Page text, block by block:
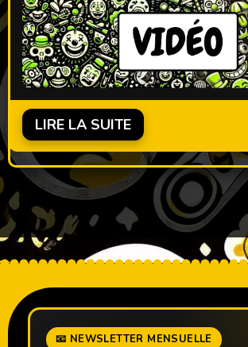
LIRE LA SUITE
📧 NEWSLETTER MENSUELLE